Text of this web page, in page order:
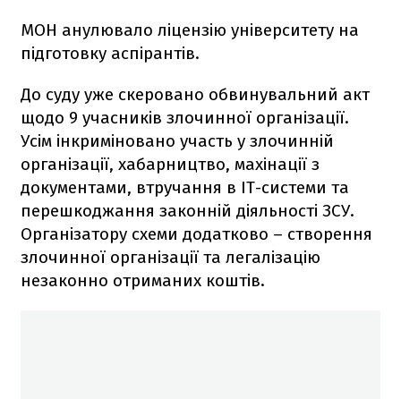
МОН анулювало ліцензію університету на
підготовку аспірантів.
До суду уже скеровано обвинувальний акт
щодо 9 учасників злочинної організації.
Усім інкриміновано участь у злочинній
організації, хабарництво, махінації з
документами, втручання в ІТ-системи та
перешкоджання законній діяльності ЗСУ.
Організатору схеми додатково – створення
злочинної організації та легалізацію
незаконно отриманих коштів.